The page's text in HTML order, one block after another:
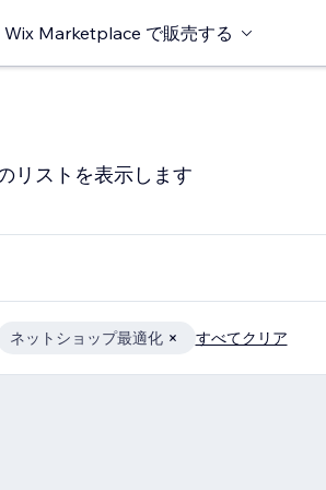
Wix Marketplace で販売する
リストを表示します
ネットショップ最適化 すべてクリア